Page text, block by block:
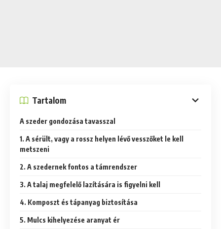
Tartalom
A szeder gondozása tavasszal
1. A sérült, vagy a rossz helyen lévő vesszőket le kell
metszeni
2. A szedernek fontos a támrendszer
3. A talaj megfelelő lazítására is figyelni kell
4. Komposzt és tápanyag biztosítása
5. Mulcs kihelyezése aranyat ér